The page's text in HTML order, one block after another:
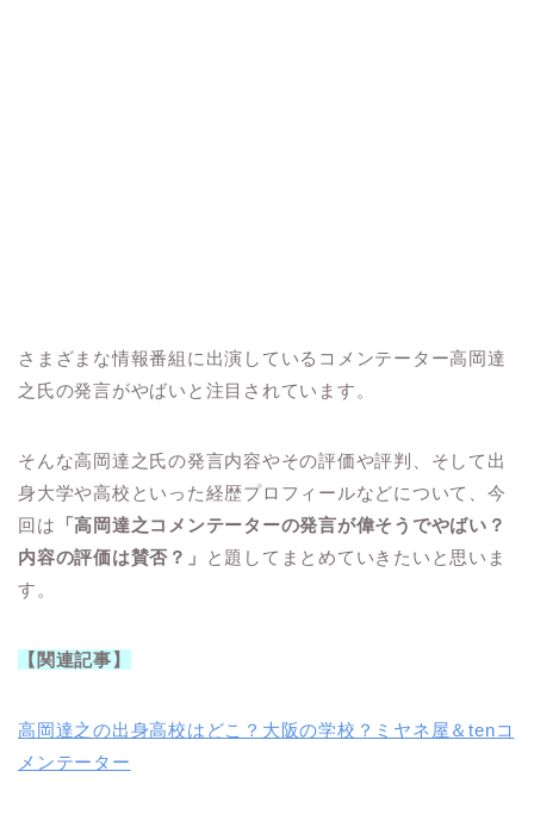
さまざまな情報番組に出演しているコメンテーター高岡達
之氏の発言がやばいと注目されています。
そんな高岡達之氏の発言内容やその評価や評判、そして出
身大学や高校といった経歴プロフィールなどについて、今
回は 「高岡達之コメンテーターの発言が偉そうでやばい？
内容の評価は賛否？」
と題してまとめていきたいと思いま
す。
【関連記事】
高岡達之の出身高校はどこ？大阪の学校？ミヤネ屋＆tenコ
メンテーター